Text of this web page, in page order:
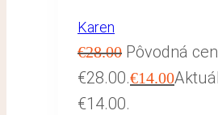
Karen
€28.00 Pôvodná
€28.00.€14.00
€14.00.